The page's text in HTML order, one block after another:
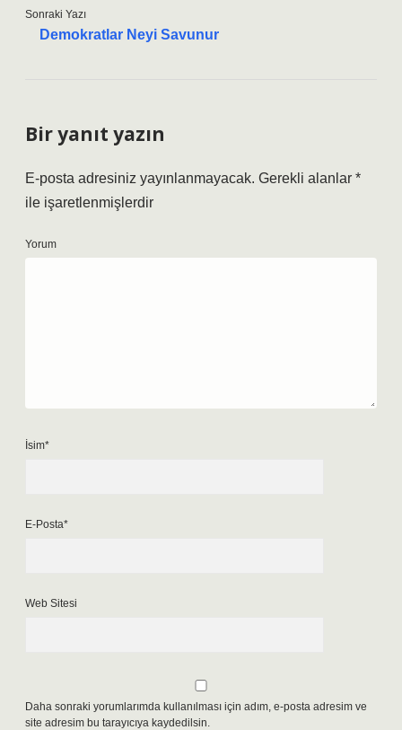
Sonraki Yazı
Demokratlar Neyi Savunur
Bir yanıt yazın
E-posta adresiniz yayınlanmayacak. Gerekli alanlar *
ile işaretlenmişlerdir
Yorum
İsim*
E-Posta*
Web Sitesi
Daha sonraki yorumlarımda kullanılması için adım, e-posta adresim ve
site adresim bu tarayıcıya kaydedilsin.